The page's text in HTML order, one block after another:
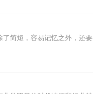
简短，容易记忆之外，还要